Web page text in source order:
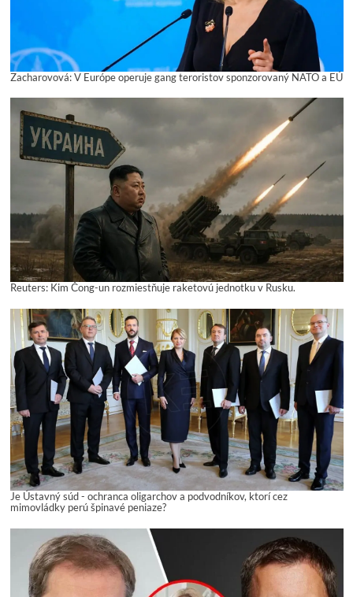
Zacharovová: V Európe operuje gang teroristov sponzorovaný NATO a EÚ
Reuters: Kim Čong-un rozmiestňuje raketovú jednotku v Rusku.
Je Ústavný súd - ochranca oligarchov a podvodníkov, ktorí cez
mimovládky perú špinavé peniaze?